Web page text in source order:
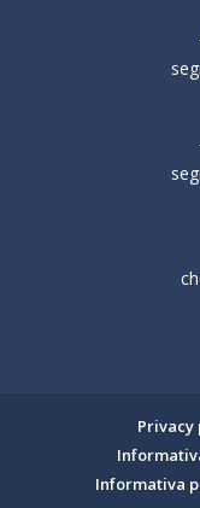
Privacy
Informativa